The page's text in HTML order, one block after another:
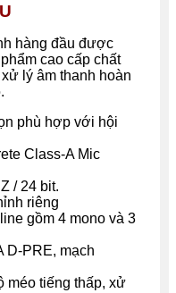
hàng đầu được
cao cấp chất
lý âm thanh hoàn
phù hợp với hội
Class-A Mic
/ 24 bit.
riêng
gồm 4 mono và 3
D-PRE, mạch
méo tiếng thấp, xử